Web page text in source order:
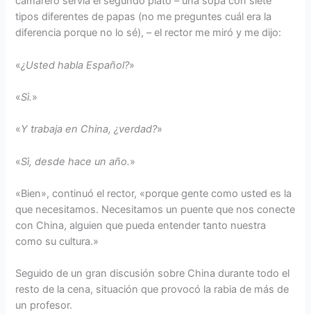
tipos diferentes de papas (no me preguntes cuál era la
diferencia porque no lo sé), – el rector me miró y me dijo:
«¿Usted habla Español?»
«Sì.»
«Y trabaja en China, ¿verdad?»
«Sì, desde hace un año.»
«Bien», continuó el rector, «porque gente como usted es la
que necesitamos. Necesitamos un puente que nos conecte
con China, alguien que pueda entender tanto nuestra
como su cultura.»
Seguido de un gran discusión sobre China durante todo el
resto de la cena, situación que provocó la rabia de más de
un profesor.